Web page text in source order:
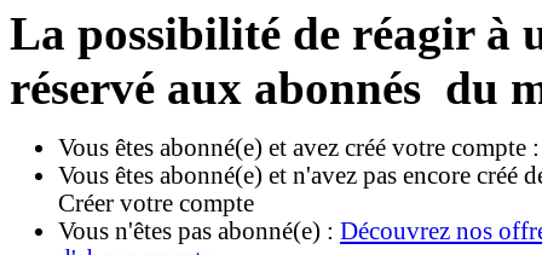
La possibilité de réagir à
réservé aux abonnés du
Vous êtes abonné(e) et avez créé votre compte
Vous êtes abonné(e) et n'avez pas encore créé
Créer votre compte
Vous n'êtes pas abonné(e) : Découvrez nos